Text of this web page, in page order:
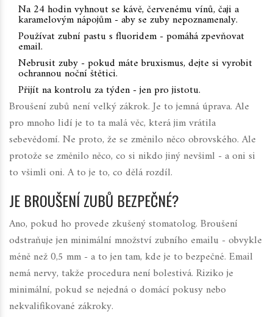
Na 24 hodin vyhnout se kávě, červenému vínů, čaji a
karamelovým nápojům - aby se zuby nepoznamenaly.
Používat zubní pastu s fluoridem - pomáhá zpevňovat
email.
Nebrusit zuby - pokud máte bruxismus, dejte si vyrobit
ochrannou noční štětici.
Přijít na kontrolu za týden - jen pro jistotu.
Broušení zubů není velký zákrok. Je to jemná úprava. Ale
pro mnoho lidí je to ta malá věc, která jim vrátila
sebevědomí. Ne proto, že se změnilo něco obrovského. Ale
protože se změnilo něco, co si nikdo jiný nevšiml - a oni si
to všimli oni. A to je to, co dělá rozdíl.
JE BROUŠENÍ ZUBŮ BEZPEČNÉ?
Ano, pokud ho provede zkušený stomatolog. Broušení
odstraňuje jen minimální množství zubního emailu - obvykle
méně než 0,5 mm - a to jen tam, kde je to bezpečné. Email
nemá nervy, takže procedura není bolestivá. Riziko je
minimální, pokud se nejedná o domácí pokusy nebo
nekvalifikované zákroky.